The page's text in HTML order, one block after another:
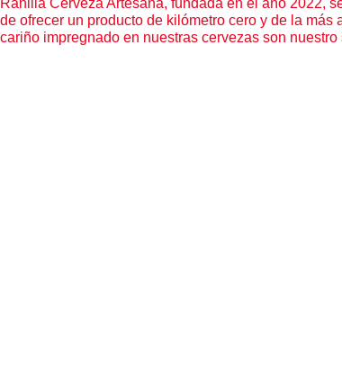
Ranilla Cerveza Artesana, fundada en el año 2022,
de ofrecer un producto de kilómetro cero y de la
cariño impregnado en nuestras cervezas son